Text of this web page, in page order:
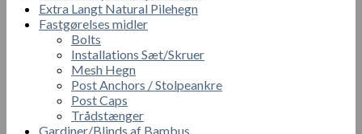
Extra Langt Natural Pilehegn
Fastgørelses midler
Bolts
Installations Sæt/Skruer
Mesh Hegn
Post Anchors / Stolpeankre
Post Caps
Trådstænger
Gardiner/Blinds af Bambus